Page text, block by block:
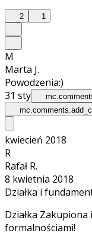
2 1
M
Marta J.
Powodzenia:)
31 sty
kwiecień 2018
R
Rafał R.
8 kwietnia 2018
Działka i
Działka
formalnościami!